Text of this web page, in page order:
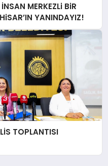
MERKEZLi BiR
YANINDAYIZ!
TOPLANTISI